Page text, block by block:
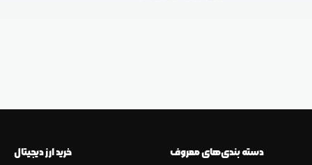
خرید ارز دیجیتال دسته بندی‌های معروف